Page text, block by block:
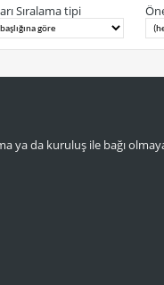
Sıralama tipi
ya da kuruluş ile bağı